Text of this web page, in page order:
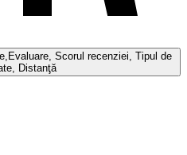
Scorul recenziei, Tipul de
Distanţă